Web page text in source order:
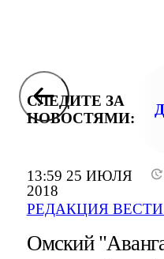
13:59 25 ИЮЛЯ
2018
РЕДАКЦИЯ
СЛЕДИТЕ ЗА
НОВОСТЯМИ:
Омский